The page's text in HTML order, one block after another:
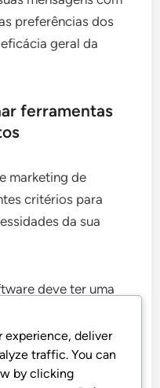
preferências dos
geral da
ferramentas
marketing de
critérios para
da sua
deve ter uma
uma
Procure
conectar-se
experience, deliver
traffic. You can
by clicking